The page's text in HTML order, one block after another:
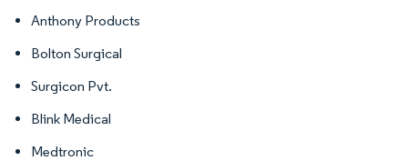
Anthony Products
Bolton Surgical
Surgicon Pvt.
Blink Medical
Medtronic